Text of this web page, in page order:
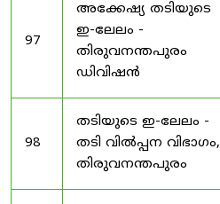
97
അക്കേഷ്യ തടിയുടെ
ഇ-ലേലം -
തിരുവനന്തപുരം
ഡിവിഷൻ
98
തടിയുടെ ഇ-ലേലം -
തടി വിൽപ്പന വിഭാഗം,
തിരുവനന്തപുരം